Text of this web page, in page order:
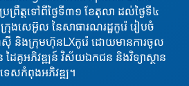
រឹត្តទៅពីថ្ងៃទី៣១ ខែតុលា ដល់ថ្ងៃទី៤
រុងសេអ៊ូល នៃសាធារណរដ្ឋកូរ៉េ រៀបចំ
ស៊ី និងក្រុមហ៊ុនLXកូរ៉េ ដោយមានការចូល
ៃគូអភិវឌ្ឍន៍ វិស័យឯកជន និងវិទ្យាស្ថាន
ទេសកំពុងអភិវឌ្ឍ។